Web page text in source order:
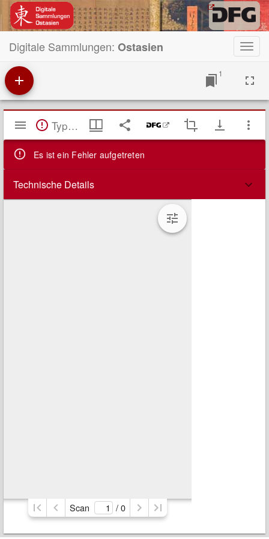
Digitale Sammlungen: Ostasien
1
Mirador
Viewer TypeError: Failed to fetch
Es ist ein Fehler aufgetreten
Technische Details
Scan / 0